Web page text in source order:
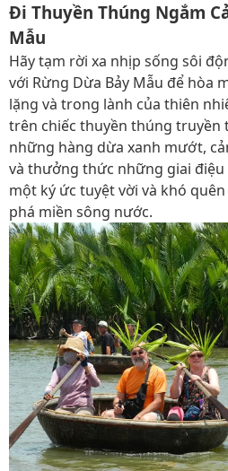
Đi Thuyền Thúng Ngắm
Mẫu
Hãy tạm rời xa nhịp sống sôi
với Rừng Dừa Bảy Mẫu để hòa
lặng và trong lành của thiên
trên chiếc thuyền thúng truyền
những hàng dừa xanh mướt,
và thưởng thức những giai điệu
một ký ức tuyệt vời và khó
phá miền sông nước.